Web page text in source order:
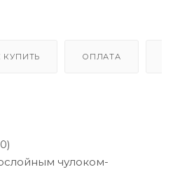
КУПИТЬ ОПЛАТА
чулоком-